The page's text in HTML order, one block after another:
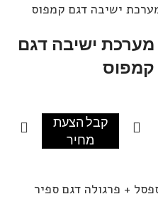
ישיבה דגם קמפוס
מערכת ישיבה דגם
קמפוס
קבל הצעת
מחיר
+ פרגולה דגם ספיר